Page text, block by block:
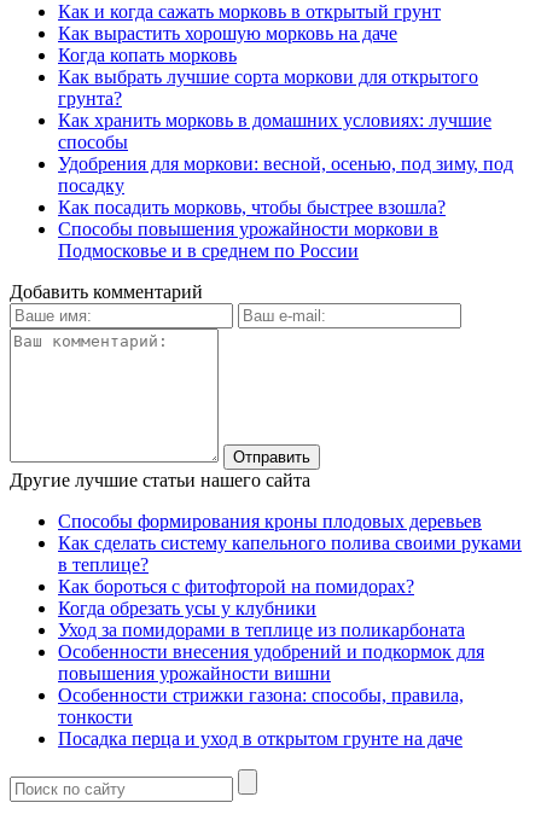
Как и когда сажать морковь в открытый грунт
Как вырастить хорошую морковь на даче
Когда копать морковь
Как выбрать лучшие сорта моркови для открытого
грунта?
Как хранить морковь в домашних условиях: лучшие
способы
Удобрения для моркови: весной, осенью, под зиму, под
посадку
Как посадить морковь, чтобы быстрее взошла?
Способы повышения урожайности моркови в
Подмосковье и в среднем по России
Добавить комментарий
Другие лучшие статьи нашего сайта
Способы формирования кроны плодовых деревьев
Как сделать систему капельного полива своими руками
в теплице?
Как бороться с фитофторой на помидорах?
Когда обрезать усы у клубники
Уход за помидорами в теплице из поликарбоната
Особенности внесения удобрений и подкормок для
повышения урожайности вишни
Особенности стрижки газона: способы, правила,
тонкости
Посадка перца и уход в открытом грунте на даче